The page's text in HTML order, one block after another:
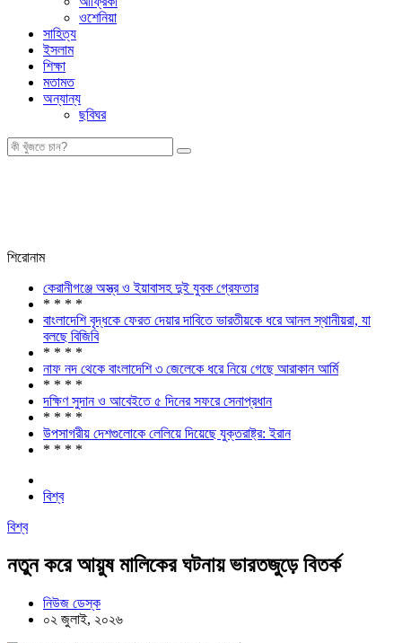
ওশেনিয়া
সাহিত্য
ইসলাম
শিক্ষা
মতামত
অন্যান্য
ছবিঘর
শিরোনাম
কেরানীগঞ্জে অস্ত্র ও ইয়াবাসহ দুই যুবক গ্রেফতার
* * * *
বাংলাদেশি বৃদ্ধকে ফেরত দেয়ার দাবিতে ভারতীয়কে ধরে আনল স্থানীয়রা, যা
বলছে বিজিবি
* * * *
নাফ নদ থেকে বাংলাদেশি ৩ জেলেকে ধরে নিয়ে গেছে আরাকান আর্মি
* * * *
দক্ষিণ সুদান ও আবেইতে ৫ দিনের সফরে সেনাপ্রধান
* * * *
উপসাগরীয় দেশগুলোকে লেলিয়ে দিয়েছে যুক্তরাষ্ট্র: ইরান
* * * *
বিশ্ব
বিশ্ব
নতুন করে আয়ুষ মালিকের ঘটনায় ভারতজুড়ে বিতর্ক
নিউজ ডেস্ক
০২ জুলাই, ২০২৬